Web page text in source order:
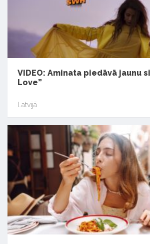
VIDEO: Aminata piedāvā jaunu
Love”
Latvijā